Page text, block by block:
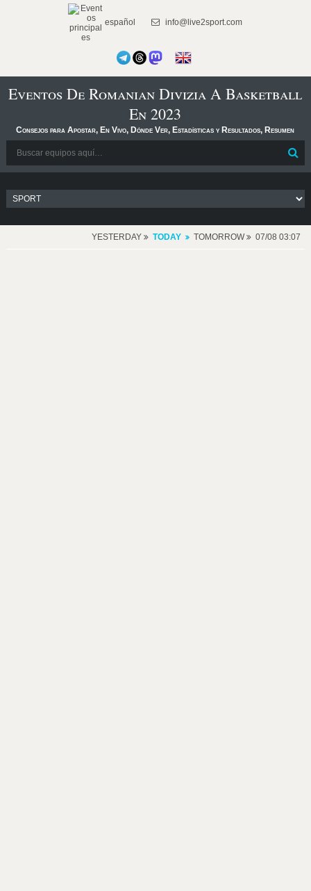
español info@live2sport.com
Eventos De Romanian Divizia A Basketball
En 2023
Consejos para Apostar, En Vivo, Dónde Ver, Estadísticas y Resultados, Resumen
YESTERDAY TODAY TOMORROW 07/08 03:07